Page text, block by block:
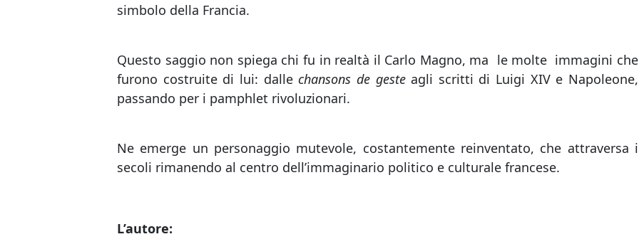
simbolo della Francia.
Questo saggio non spiega chi fu in realtà il Carlo Magno, ma le molte immagini che
furono costruite di lui: dalle chansons de gesteagli scritti di Luigi XIV e Napoleone,
passando per i pamphlet rivoluzionari.
Ne emerge un personaggio mutevole, costantemente reinventato, che attraversa i
secoli rimanendo al centro dell’immaginario politico e culturale francese.
L’autore: